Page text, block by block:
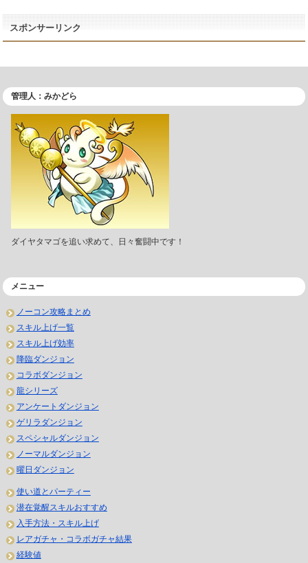
スポンサーリンク
管理人：みかどら
ダイヤタマゴを追い求めて、日々奮闘中です！
メニュー
ノーコン攻略まとめ
スキル上げ一覧
スキル上げ効率
降臨ダンジョン
コラボダンジョン
龍シリーズ
アンケートダンジョン
ゲリラダンジョン
スペシャルダンジョン
ノーマルダンジョン
曜日ダンジョン
使い道とパーティー
潜在覚醒スキルおすすめ
入手方法・スキル上げ
レアガチャ・コラボガチャ結果
経験値